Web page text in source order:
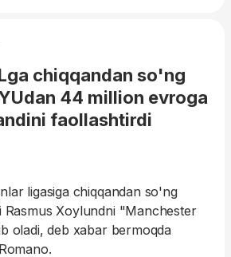
chiqqandan so'ng
44 million evroga
faollashtirdi
ligasiga chiqqandan so'ng
Rasmus Xoylundni "Manchester
oladi, deb xabar bermoqda